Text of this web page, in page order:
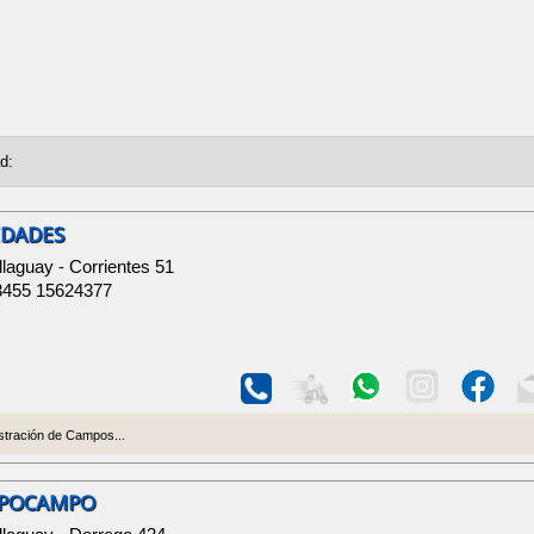
- Corrientes 51
15624377
de Campos...